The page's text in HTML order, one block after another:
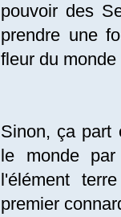
pouvoir des
prendre une
fleur du
Sinon, ça part
le monde
l'élément
premier